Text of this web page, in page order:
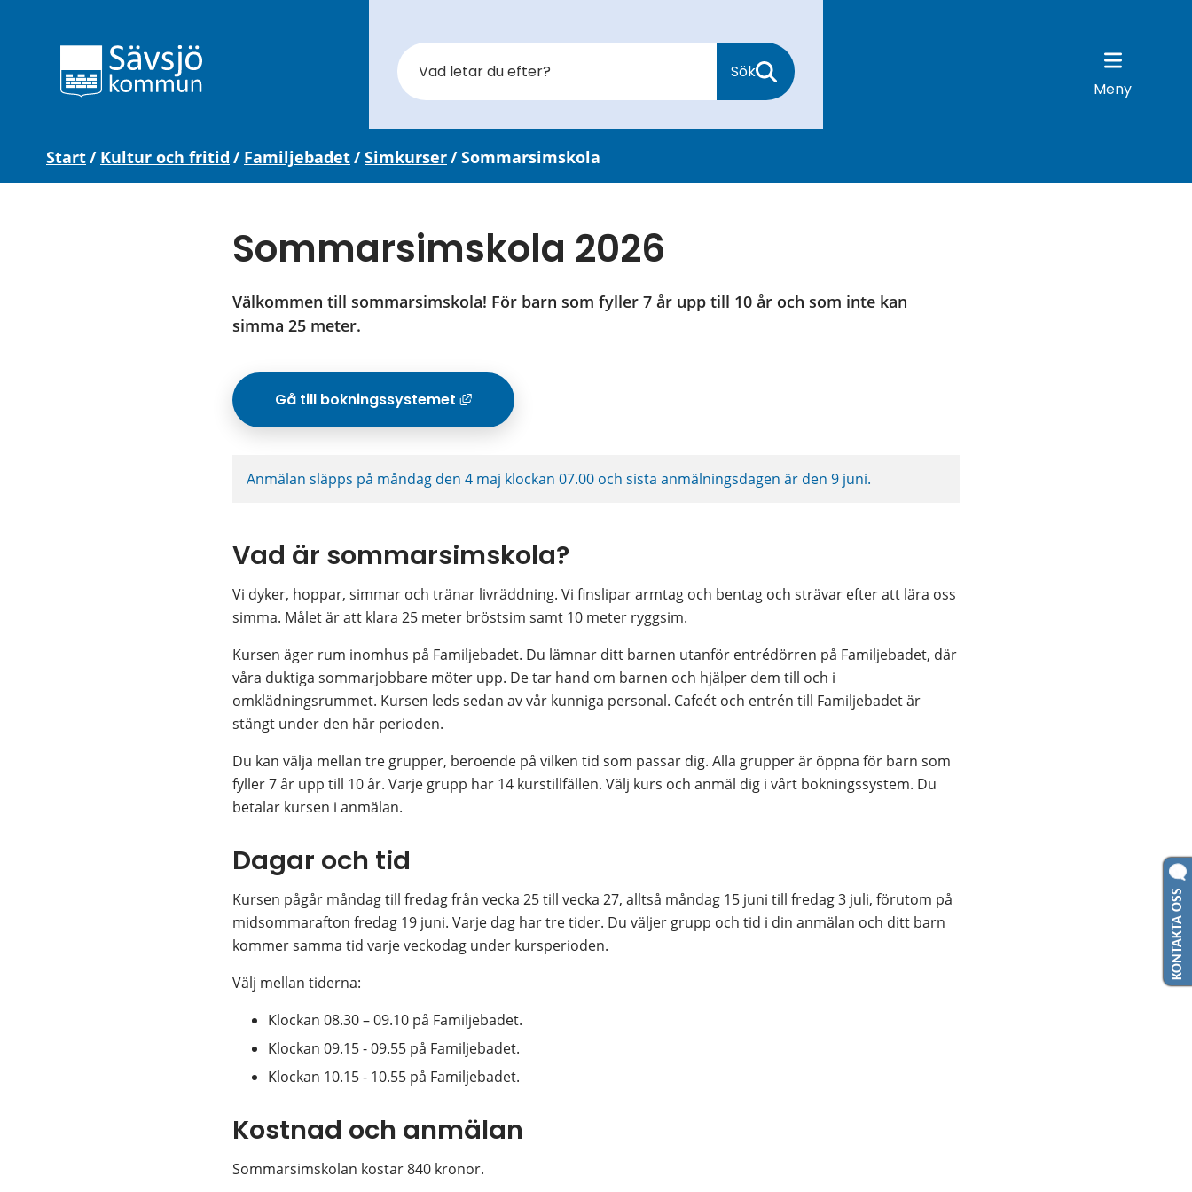
Sök
Meny
Start/ Kultur och fritid / Familjebadet/Simkurser/Sommarsimskola
Sommarsimskola 2026
Välkommen till sommarsimskola! För barn som fyller 7 år upp till 10 år och som inte kan
simma 25 meter.
Gå till bokningssystemet
Länk till annan webbplats, öppnas i nytt fönster.
Anmälan släpps på måndag den 4 maj klockan 07.00 och sista anmälningsdagen är den 9 juni.
Vad är sommarsimskola?
Vi dyker, hoppar, simmar och tränar livräddning. Vi finslipar armtag och bentag och strävar efter att lära oss
simma. Målet är att klara 25 meter bröstsim samt 10 meter ryggsim.
Kursen äger rum inomhus på Familjebadet. Du lämnar ditt barnen utanför entrédörren på Familjebadet, där
våra duktiga sommarjobbare möter upp. De tar hand om barnen och hjälper dem till och i
omklädningsrummet. Kursen leds sedan av vår kunniga personal. Cafeét och entrén till Familjebadet är
stängt under den här perioden.
Du kan välja mellan tre grupper, beroende på vilken tid som passar dig. Alla grupper är öppna för barn som
fyller 7 år upp till 10 år. Varje grupp har 14 kurstillfällen. Välj kurs och anmäl dig i vårt bokningssystem. Du
betalar kursen i anmälan.
Dagar och tid
Kursen pågår måndag till fredag från vecka 25 till vecka 27, alltså måndag 15 juni till fredag 3 juli, förutom på
midsommarafton fredag 19 juni. Varje dag har tre tider. Du väljer grupp och tid i din anmälan och ditt barn
kommer samma tid varje veckodag under kursperioden.
Välj mellan tiderna:
Klockan 08.30 – 09.10 på Familjebadet.
Klockan 09.15 - 09.55 på Familjebadet.
Klockan 10.15 - 10.55 på Familjebadet.
Kostnad och anmälan
Sommarsimskolan kostar 840 kronor.
KONTAKTA OSS